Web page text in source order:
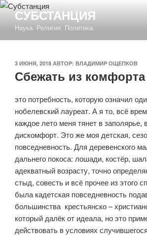
Перейти
содержимому
СУБСТАНЦИЯ
Наука. Религия. Политика.
ОПУБЛИКОВАНО
3 ИЮНЯ, 2018 АВТОР: ВЛАДИМИР ОЩЕПКОВ
Сбежать из
это потребность, которую означил
нобелевский лауреат. А я то, всё
каждое лето меня тянет в заполярье,
дискомфорт. Это же моя детская,
повседневность. Для деревенского
дальнего покоса: лошади, костёр,
адекватный возрасту, точно
стыд, совесть и всё прочее из этого
была кадетская повседневность
большинства крестьянско –
который далёк от идеала, но это
действовать в условиях